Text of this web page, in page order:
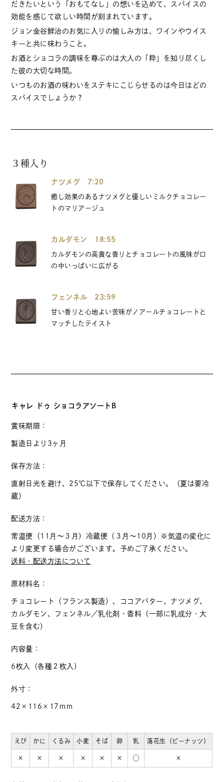
だきたいという「おもてなし」の想いを込めて、スパイスの
効能を感じて欲しい時間が刻まれています。
ジョン金谷鮮治のお気に入りの愉しみ方は、ワインやウイス
キーと共に味わうこと。
お酒とショコラの調味を尊ぶのは大人の「粋」を知り尽くし
た彼の大切な時間。
いつものお酒の味わいをステキにこじらせるのは今日はどの
スパイスでしょうか？
３種入り
ナツメグ 7:20
癒し効果のあるナツメグと優しいミルクチョコレー
トのマリアージュ
カルダモン 18:55
カルダモンの高貴な香りとチョコレートの風味が口
の中いっぱいに広がる
フェンネル 23:59
甘い香りと心地よい苦味がノアールチョコレートと
マッチしたテイスト
キャレ ドゥ ショコラアソートB
賞味期限：
製造日より3ヶ月
保存方法：
直射日光を避け、25℃以下で保存してください。（夏は要冷
蔵）
配送方法：
常温便（11月～３月）冷蔵便（３月～10月）※気温の変化に
より変更する場合がございます。予めご了承ください。
送料・配送方法について
原材料名：
チョコレート（フランス製造）、ココアバター、ナツメグ、
カルダモン、フェンネル／乳化剤・香料（一部に乳成分・大
豆を含む）
内容量：
6枚入（各種２枚入）
外寸：
42×116×17ｍｍ
えび かに くるみ 小麦 そば 卵 乳 落花生（ピーナッツ）
× × × × × × ○ ×